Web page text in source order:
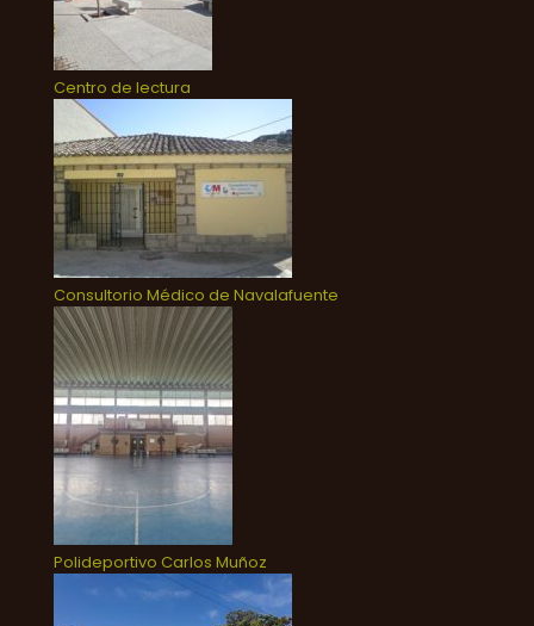
Centro de lectura
Consultorio Médico de Navalafuente
Polideportivo Carlos Muñoz